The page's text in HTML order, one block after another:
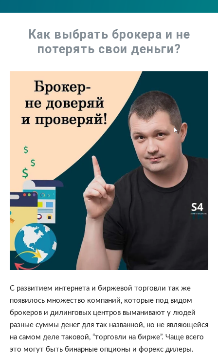
Как выбрать брокера и не
потерять свои деньги?
С развитием интернета и биржевой торговли так же
появилось множество компаний, которые под видом
брокеров и дилинговых центров выманивают у людей
разные суммы денег для так названной, но не являющейся
на самом деле таковой, “торговли на бирже”. Чаще всего
это могут быть бинарные опционы и форекс дилеры.